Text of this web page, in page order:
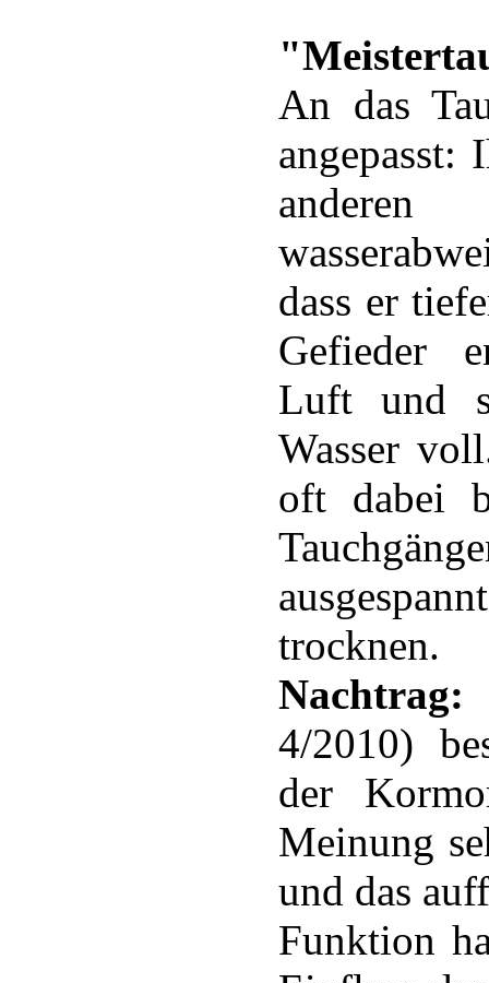
An das
angepasst:
dass er
Gefieder
Luft und
Wasser
oft dabei
trocknen.
Nachtrag:
4/2010)
der
Meinung
und das
Funktion